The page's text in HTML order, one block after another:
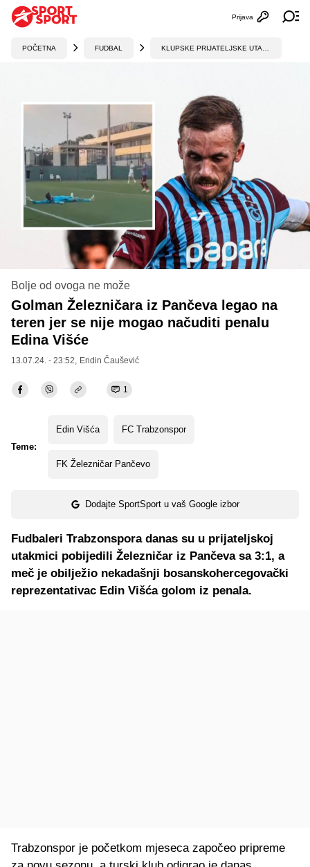
Otvori
Prijava
POČETNA FUDBAL
Bolje od ovoga ne može
Golman Železničara iz Pančeva legao na
teren jer se nije mogao načuditi penalu
Edina Višće
13.07.24. - 23:52, Endin Čaušević
1
Teme:
Edin Višća FC Trabzonspor
FK Železničar Pančevo
Dodajte SportSport u vaš Google izbor
Fudbaleri Trabzonspora danas su u prijateljskoj
utakmici pobijedili Železničar iz Pančeva sa 3:1, a
meč je obilježio nekadašnji bosanskohercegovački
reprezentativac Edin Višća golom iz penala.
Trabzonspor je početkom mjeseca započeo pripreme